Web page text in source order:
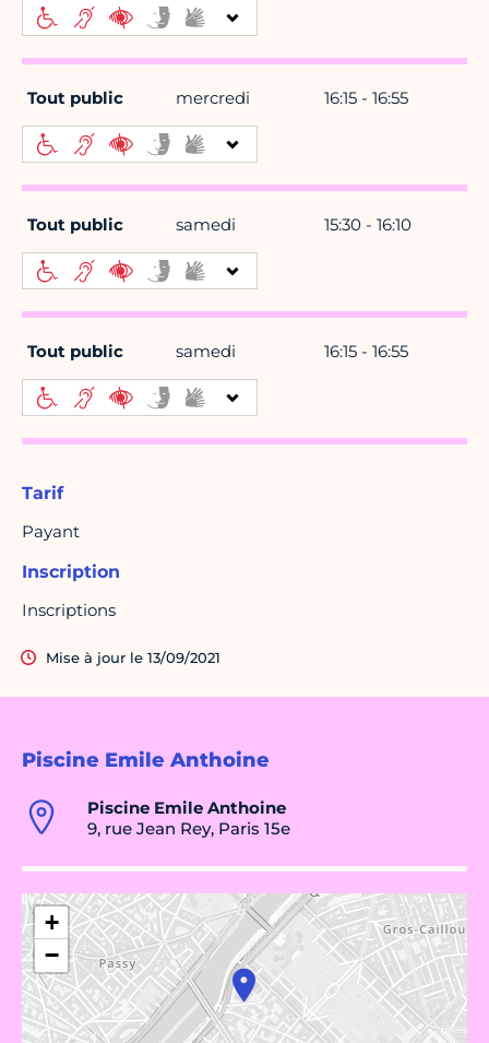
Piscine Emile Anthoine
Piscine Emile Anthoine
9, rue Jean Rey, Paris 15e
+
−
Tout public mercredi 16:15 - 16:55
Tout public samedi 15:30 - 16:10
Tout public samedi 16:15 - 16:55
Tarif
Payant
Inscription
Inscriptions
Mise à jour le 13/09/2021